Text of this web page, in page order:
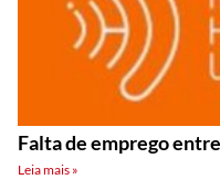
Falta de emprego
Leia mais »